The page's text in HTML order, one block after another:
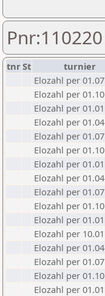
tnrSt turnier
Elozahl per
Elozahl per
Elozahl per
Elozahl per
Elozahl per
Elozahl per
Elozahl per
Elozahl per
Elozahl per
Elozahl per
Elozahl per
Elozahl per
Elozahl per
Elozahl per
Elozahl per
Elozahl per